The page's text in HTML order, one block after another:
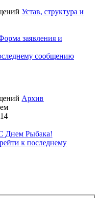
Устав, структура и
заявления и
сообщению
Архив
Днем Рыбака!
к последнему